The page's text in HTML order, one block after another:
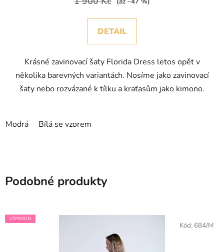
DETAIL
Krásné zavinovací šaty Florida Dress letos opět v
několika barevných variantách. Nosíme jako zavinovací
šaty nebo rozvázané k tílku a kraťasům jako kimono.
Modrá Bílá se vzorem
Podobné produkty
VÝPRODEJ
Kód: 684/M